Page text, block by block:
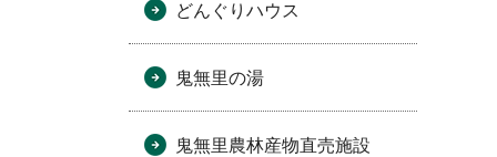
どんぐりハウス
鬼無里の湯
鬼無里農林産物直売施設